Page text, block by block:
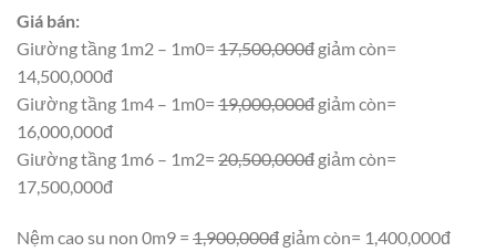
Giá bán:
Giường tầng 1m2 – 1m0= 17,500,000đ giảm còn=
14,500,000đ
Giường tầng 1m4 – 1m0= 19,000,000đ giảm còn=
16,000,000đ
Giường tầng 1m6 – 1m2= 20,500,000đ giảm còn=
17,500,000đ
Nệm cao su non 0m9 = 1,900,000đ giảm còn= 1,400,000đ